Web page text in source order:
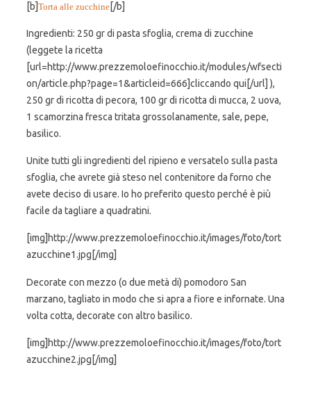
[b]Torta alle zucchine [/b]
Ingredienti: 250 gr di pasta sfoglia, crema di zucchine
(leggete la ricetta
[url=http://www.prezzemoloefinocchio.it/modules/wfsecti
on/article.php?page=1&articleid=666]cliccando qui[/url] ),
250 gr di ricotta di pecora, 100 gr di ricotta di mucca, 2 uova,
1 scamorzina fresca tritata grossolanamente, sale, pepe,
basilico.
Unite tutti gli ingredienti del ripieno e versatelo sulla pasta
sfoglia, che avrete già steso nel contenitore da forno che
avete deciso di usare. Io ho preferito questo perché è più
facile da tagliare a quadratini.
[img]http://www.prezzemoloefinocchio.it/images/foto/tort
azucchine1.jpg[/img]
Decorate con mezzo (o due metà di) pomodoro San
marzano, tagliato in modo che si apra a fiore e infornate. Una
volta cotta, decorate con altro basilico.
[img]http://www.prezzemoloefinocchio.it/images/foto/tort
azucchine2.jpg[/img]